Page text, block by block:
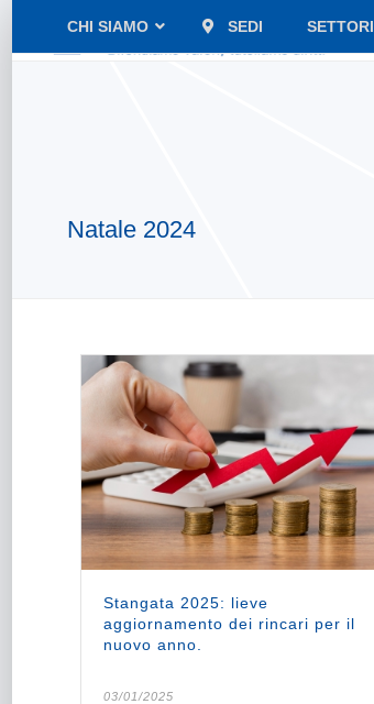
CHI SIAMO SEDI SETTORI
Natale 2024
Stangata 2025: lieve
aggiornamento dei rincari per il
nuovo anno.
03/01/2025